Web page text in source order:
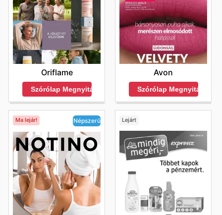
Oriflame
Szórólap Megnyitása
Avon
Szórólap Megnyitása
Ma lejár! Népszerű Lejárt